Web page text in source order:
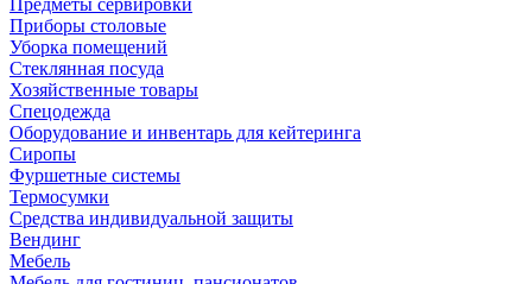
Предметы сервировки
Приборы столовые
Уборка помещений
Стеклянная посуда
Хозяйственные товары
Спецодежда
Оборудование и инвентарь для кейтеринга
Сиропы
Фуршетные системы
Термосумки
Средства индивидуальной защиты
Вендинг
Мебель